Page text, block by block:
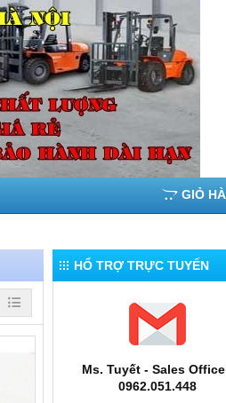
GIỎ
HỔ TRỢ TRỰC TUYẾN
Ms. Tuyết - Sales
0962.051.448